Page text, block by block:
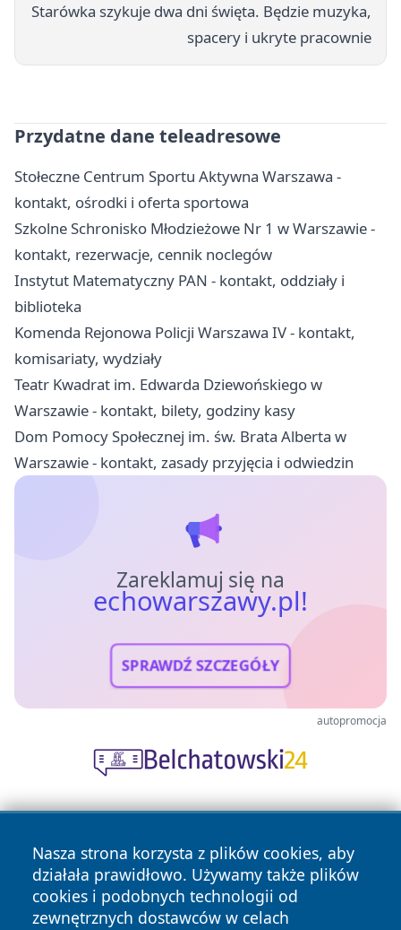
Starówka szykuje dwa dni święta. Będzie muzyka,
spacery i ukryte pracownie
Przydatne dane teleadresowe
Stołeczne Centrum Sportu Aktywna Warszawa -
kontakt, ośrodki i oferta sportowa
Szkolne Schronisko Młodzieżowe Nr 1 w Warszawie -
kontakt, rezerwacje, cennik noclegów
Instytut Matematyczny PAN - kontakt, oddziały i
biblioteka
Komenda Rejonowa Policji Warszawa IV - kontakt,
komisariaty, wydziały
Teatr Kwadrat im. Edwarda Dziewońskiego w
Warszawie - kontakt, bilety, godziny kasy
Dom Pomocy Społecznej im. św. Brata Alberta w
Warszawie - kontakt, zasady przyjęcia i odwiedzin
Zareklamuj się na
echowarszawy.pl!
SPRAWDŹ SZCZEGÓŁY
autopromocja
Nasza strona korzysta z plików cookies, aby
działała prawidłowo. Używamy także plików
cookies i podobnych technologii od
zewnętrznych dostawców w celach
Copyright © 2026 echowarszawy.pl Wszystkie prawa